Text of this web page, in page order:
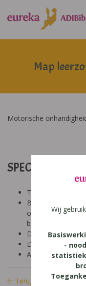
Map
Motorische
SPECIFICATIES:
Tool: van ons
Besproken
onderwijs (12-14
basisonderwijs
Diagnose:
Domein: motoriek
Aard:
Terug naar bibliotheek
Wij
-